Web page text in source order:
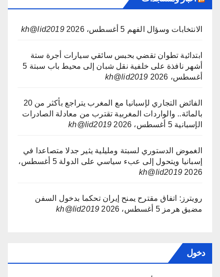
الانتخابات وسؤال الفهم 5 أغسطس، 2026 kh@lid2019
ابتدائية تطوان تقضي بحبس سائقي سيارات أجرة ستة
أشهر نافذة على خلفية نقل شبان إلى محيط باب سبتة 5
أغسطس، 2026
kh@lid2019
الفائض التجاري لإسبانيا مع المغرب يتراجع بأكثر من 20
بالمائة.. والواردات المغربية تقترب من معادلة الصادرات
الإسبانية 5 أغسطس، 2026 kh@lid2019
الغموض الدستوري لسبتة ومليلية يثير جدلا متصاعدا في
إسبانيا ويتحول إلى عبء سياسي على الدولة
5 أغسطس،
2026
kh@lid2019
رويترز: اتفاق مقترح يمنح إيران تحكما بدخول السفن
مضيق هرمز 5 أغسطس، 2026 kh@lid2019
دخول